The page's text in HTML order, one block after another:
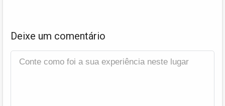
Deixe um comentário